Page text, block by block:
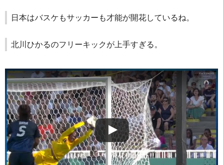
日本はバスケもサッカーも才能が開花しているね。
北川ひかるのフリーキックが上手すぎる。